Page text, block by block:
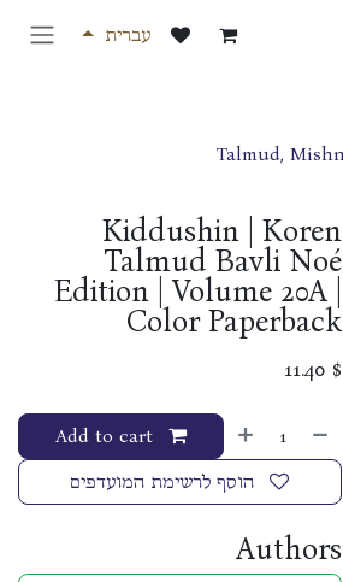
עברית
Kiddushin | Koren
Talmud Bavli Noé
Edition | Volume 20A |
Color Paperback
$
11.40
הוסף לרשימת המועדפים
Authors